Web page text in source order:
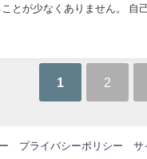
ことが少なくありません。 自
1 2
プライバシーポリシー サ